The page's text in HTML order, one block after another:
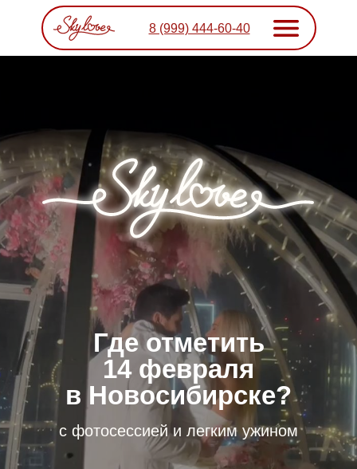
8 (999) 444-60-40
Где отметить
14 февраля
в Новосибирске?
с фотосессией и легким ужином